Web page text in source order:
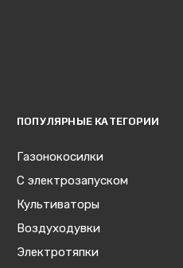
ПОПУЛЯРНЫЕ КАТЕГОРИИ
Газонокосилки
С электрозапуском
Культиваторы
Воздуходувки
Электротяпки